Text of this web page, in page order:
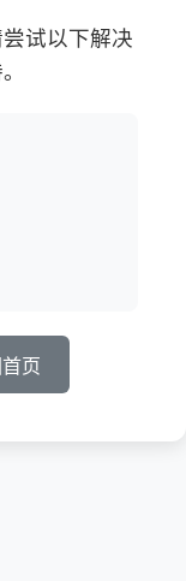
试以下解决
页